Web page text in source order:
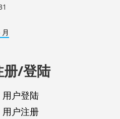
册/登陆
用户登陆
用户注册